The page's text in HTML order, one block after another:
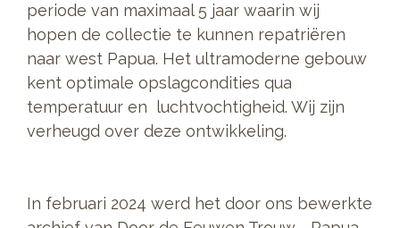
periode van maximaal 5 jaar waarin wij
hopen de collectie te kunnen repatriëren
naar west Papua. Het ultramoderne gebouw
kent optimale opslagcondities qua
temperatuur en luchtvochtigheid. Wij zijn
verheugd over deze ontwikkeling.
In februari 2024 werd het door ons bewerkte